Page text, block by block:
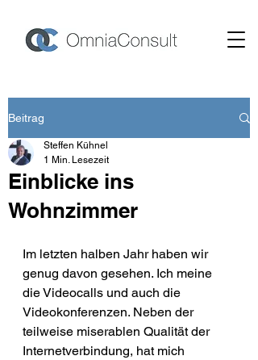
Beitrag
Einblicke ins
Wohnzimmer
Steffen Kühnel
1 Min. Lesezeit
Im letzten halben Jahr haben wir
genug davon gesehen. Ich meine
die Videocalls und auch die
Videokonferenzen. Neben der
teilweise miserablen Qualität der
Internetverbindung, hat mich